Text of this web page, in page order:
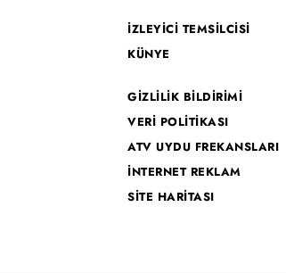
İZLEYİCİ TEMSİLCİSİ
KÜNYE
GİZLİLİK BİLDİRİMİ
VERİ POLİTİKASI
ATV UYDU FREKANSLARI
İNTERNET REKLAM
SİTE HARİTASI